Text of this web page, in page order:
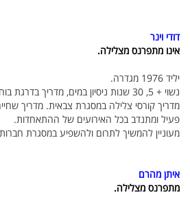
דודי וינר
אינו מתפרנס מצלילה.
יליד 1976 מגדרה.
נשוי + 5, 30 שנות ניסיון במים, מדריך בדרגת בוחן של ההתאחדות הישראלית לצלילה.
מדריך קורסי צלילה במסגרת צבאית. מדריך שחייה
פעיל ומתנדב בכל האירועים של ההתאחדות.
מעוניין להמשיך לתרום ולהשפיע במסגרת
איתן מהרם
מתפרנס מצלילה.